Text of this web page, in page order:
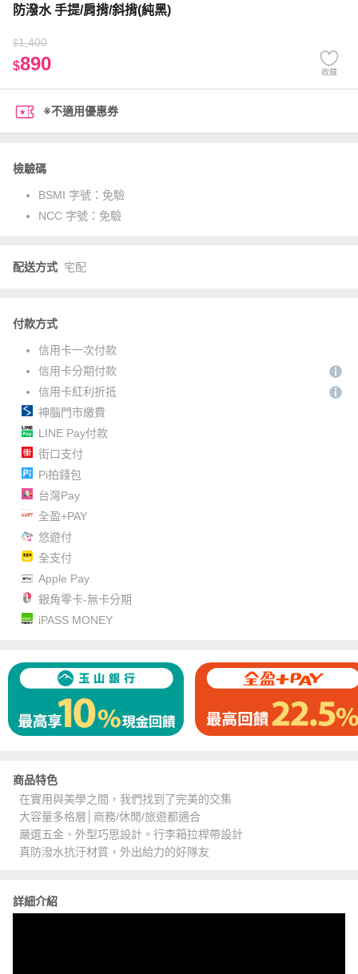
防潑水 手提/肩揹/斜揹(純黑)
$1,400
$890 收藏
※不適用優惠券
檢驗碼
BSMI 字號： 免驗
NCC 字號： 免驗
配送方式 宅配
付款方式
信用卡一次付款
信用卡分期付款
信用卡紅利折抵
神腦門市繳費
LINE Pay付款
街口支付
Pi拍錢包
台灣Pay
全盈+PAY
悠遊付
全支付
Apple Pay
銀角零卡-無卡分期
iPASS MONEY
商品特色
在實用與美學之間，我們找到了完美的交集
大容量多格層│商務/休閒/旅遊都適合
嚴選五金、外型巧思設計。行李箱拉桿帶設計
真防潑水抗汙材質，外出給力的好隊友
詳細介紹